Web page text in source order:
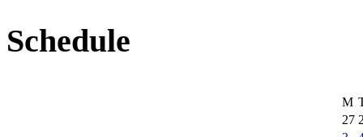
Schedule
M
27